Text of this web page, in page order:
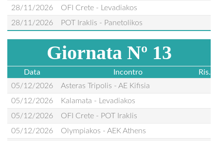
28/11/2026
OFI Crete - Levadiakos
28/11/2026
POT Iraklis - Panetolikos
Giornata Nº 13
Data Incontro
Ris.
05/12/2026
Asteras Tripolis - AE Kifisia
05/12/2026
Kalamata - Levadiakos
05/12/2026
OFI Crete - POT Iraklis
05/12/2026
Olympiakos - AEK Athens